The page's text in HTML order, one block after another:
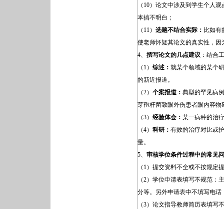
（10）论文中涉及到学生个人
本搞不明白；
（11） 选题不结合实际： 比如有
使老师怀疑其论文的真实性，
4、 撰写论文的几点建议 ：结合
（1） 综述： 就某个领域的某个
的新近报道。
（2） 个案报道： 典型的罕见病
芽孢杆菌致眼外伤患者眼内容
（3） 经验体会： 某一病种的治
（4） 科研： 有效的治疗对比或
量。
5、 审核学位条件过程中的常见
（1）提交资料不全或不按规定
（2）学位申请表填写不规范
分等。另外申请表中不填写电
（3）论文指导教师简历表填